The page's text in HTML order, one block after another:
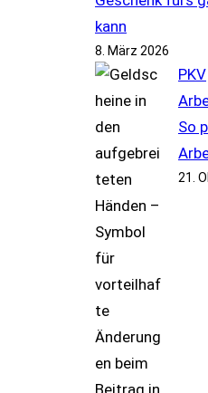
kann
8. März 2026
PKV
So
21.